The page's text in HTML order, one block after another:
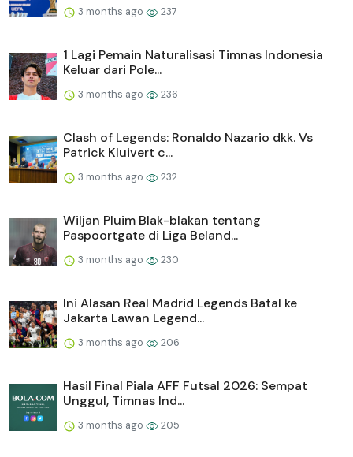
3 months ago 237
1 Lagi Pemain Naturalisasi Timnas Indonesia
Keluar dari Pole...
3 months ago 236
Clash of Legends: Ronaldo Nazario dkk. Vs
Patrick Kluivert c...
3 months ago 232
Wiljan Pluim Blak-blakan tentang
Paspoortgate di Liga Beland...
3 months ago 230
Ini Alasan Real Madrid Legends Batal ke
Jakarta Lawan Legend...
3 months ago 206
Hasil Final Piala AFF Futsal 2026: Sempat
Unggul, Timnas Ind...
3 months ago 205